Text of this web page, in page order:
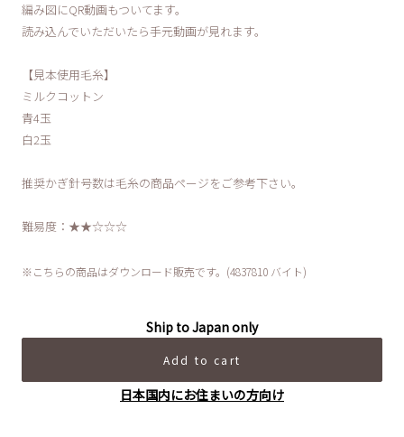
編み図にQR動画もついてます。
読み込んでいただいたら手元動画が見れます。
【見本使用毛糸】
ミルクコットン
青4玉
白2玉
推奨かぎ針号数は毛糸の商品ページをご参考下さい。
難易度：★★☆☆☆
※こちらの商品はダウンロード販売です。(4837810 バイト)
Ship to Japan only
Add to cart
日本国内にお住まいの方向け